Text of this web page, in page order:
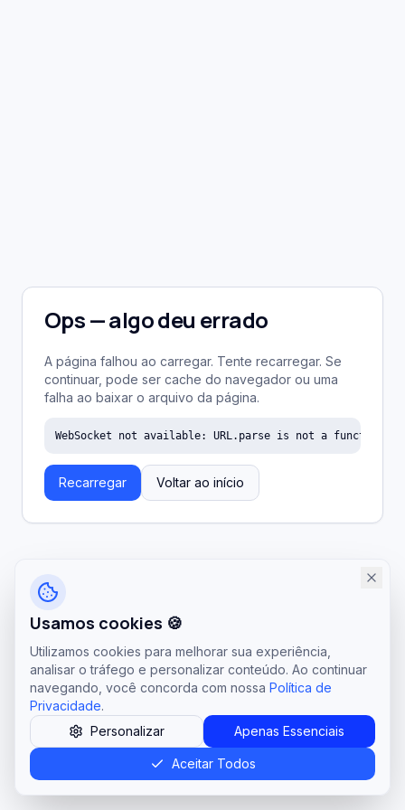
Ops — algo deu errado
A página falhou ao carregar. Tente recarregar. Se
continuar, pode ser cache do navegador ou uma
falha ao baixar o arquivo da página.
WebSocket not available: URL.parse is not a function
Recarregar Voltar ao início
Usamos cookies 🍪
Utilizamos cookies para melhorar sua experiência,
analisar o tráfego e personalizar conteúdo. Ao continuar
navegando, você concorda com nossa Política de
Privacidade.
Personalizar
Apenas Essenciais
Aceitar Todos